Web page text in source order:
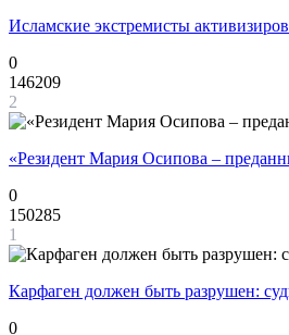
Исламские экстремисты
0
146209
2
«Резидент Мария Осипова –
0
150285
1
Карфаген должен быть разрушен:
0